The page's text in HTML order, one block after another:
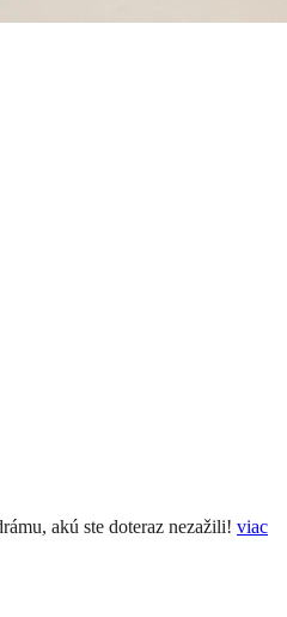
akú ste doteraz nezažili! viac